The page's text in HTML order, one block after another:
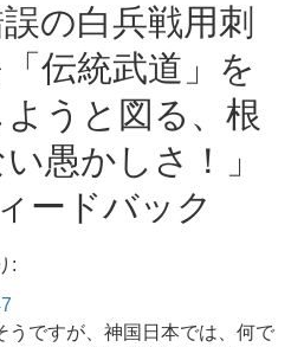
の白兵戦用刺
伝統武道」を
うと図る、根
愚かしさ！」
ードバック
:
うですが、神国日本では、何で